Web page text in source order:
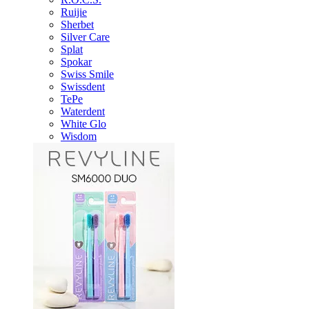
Ruijie
Sherbet
Silver Care
Splat
Spokar
Swiss Smile
Swissdent
TePe
Waterdent
White Glo
Wisdom